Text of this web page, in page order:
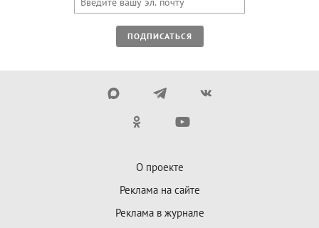
ПОДПИСАТЬСЯ
О проекте
Реклама на сайте
Реклама в журнале